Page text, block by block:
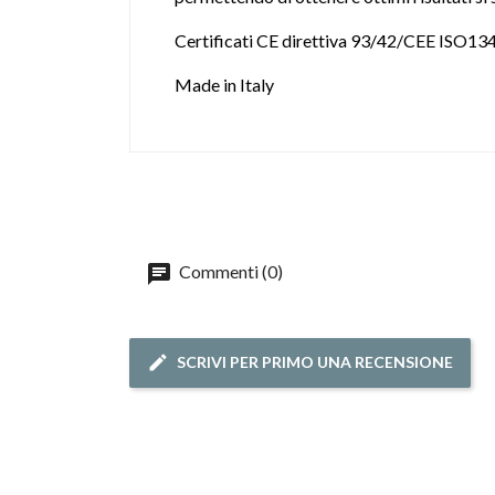
Certificati CE direttiva 93/42/CEE
Made in Italy
Commenti (0)
SCRIVI PER PRIMO UNA RECENSIONE